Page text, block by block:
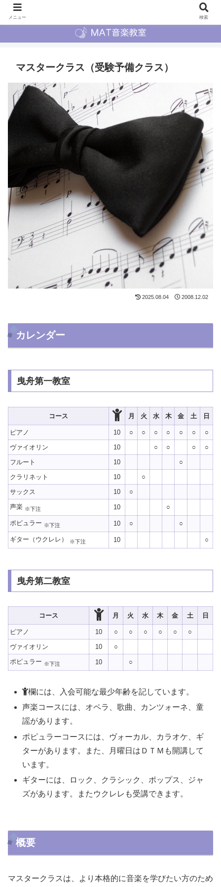
マスタークラス（受験予備クラス）
2025.08.04 2008.12.02
カレンダー
曳舟第一教室
コース 月 火 水 木 金 土 日
ピアノ 10 ○ ○ ○ ○ ○ ○
○
ヴァイオリン
10 ○ ○ ○
○
フルート
10
○
クラリネット
10
○
サックス
10
○
声楽 ※下注 10 ○
ポピュラー ※下注 10 ○ ○
ギター（ウクレレ） ※下注 10 ○
曳舟第二教室
コース 月 火 水 木 金 土 日
ピアノ 10 ○ ○ ○ ○ ○
○
ヴァイオリン
10
○
ポピュラー ※下注 10 ○
欄には、入会可能な最少年齢を記しています。
声楽コースには、オペラ、歌曲、カンツォーネ、童
謡があります。
ポピュラーコースには、ヴォーカル、カラオケ、ギ
ターがあります。また、月曜日はＤＴＭも開講して
います。
ギターには、ロック、クラシック、ポップス、ジャ
ズがあります。またウクレレも受講できます。
概要
マスタークラスは、より本格的に音楽を学びたい方のため
メニュー 検索